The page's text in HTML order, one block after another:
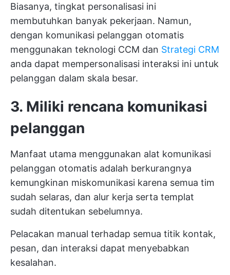
Biasanya, tingkat personalisasi ini
membutuhkan banyak pekerjaan. Namun,
dengan komunikasi pelanggan otomatis
menggunakan teknologi CCM dan Strategi CRM
anda dapat mempersonalisasi interaksi ini untuk
pelanggan dalam skala besar.
3. Miliki rencana komunikasi
pelanggan
Manfaat utama menggunakan alat komunikasi
pelanggan otomatis adalah berkurangnya
kemungkinan miskomunikasi karena semua tim
sudah selaras, dan alur kerja serta templat
sudah ditentukan sebelumnya.
Pelacakan manual terhadap semua titik kontak,
pesan, dan interaksi dapat menyebabkan
kesalahan.